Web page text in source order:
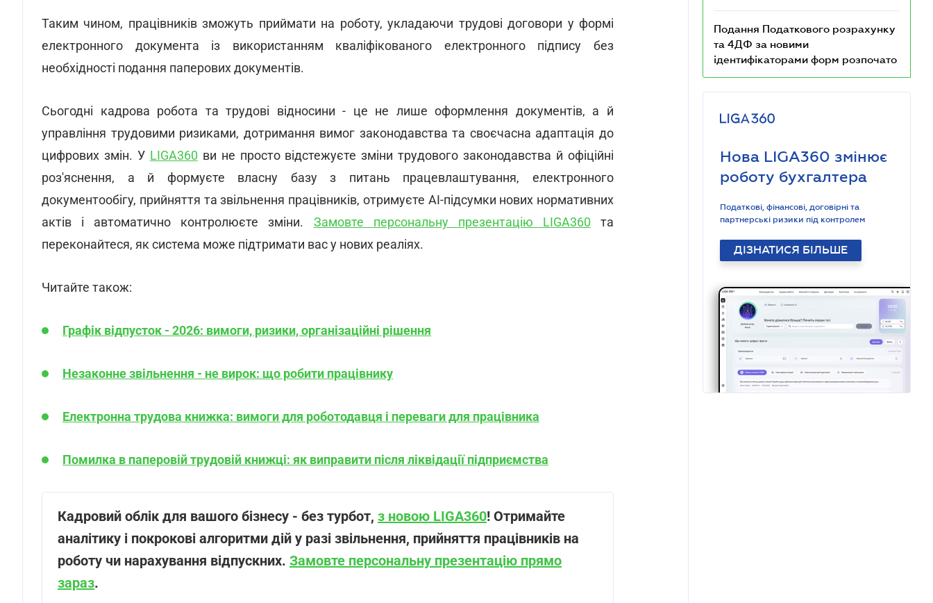
Таким чином, працівників зможуть приймати на роботу, укладаючи трудові договори у формі
електронного документа із використанням кваліфікованого електронного підпису без
необхідності подання паперових документів.
Сьогодні кадрова робота та трудові відносини - це не лише оформлення документів, а й
управління трудовими ризиками, дотримання вимог законодавства та своєчасна адаптація до
цифрових змін. У LIGA360 ви не просто відстежуєте зміни трудового законодавства й офіційні
роз'яснення, а й формуєте власну базу з питань працевлаштування, електронного
документообігу, прийняття та звільнення працівників, отримуєте AI-підсумки нових нормативних
актів і автоматично контролюєте зміни. Замовте персональну презентацію LIGA360 та
переконайтеся, як система може підтримати вас у нових реаліях.
Читайте також:
Графік відпусток - 2026: вимоги, ризики, організаційні рішення
Незаконне звільнення - не вирок: що робити працівнику
Електронна трудова книжка: вимоги для роботодавця і переваги для працівника
Помилка в паперовій трудовій книжці: як виправити після ліквідації підприємства
Кадровий облік для вашого бізнесу - без турбот, з новою LIGA360! Отримайте
аналітику і покрокові алгоритми дій у разі звільнення, прийняття працівників на
роботу чи нарахування відпускних. Замовте персональну презентацію прямо
зараз.
Подання Податкового розрахунку
та 4ДФ за новими
ідентифікаторами форм розпочато
Нова LIGA360 змінює
роботу бухгалтера
Податкові, фінансові, договірні та
партнерські ризики під контролем
ДІЗНАТИСЯ БІЛЬШЕ